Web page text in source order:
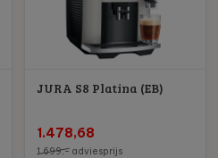
JURA S8 Platina (EB)
1.478,68
1.699,-adviesprijs